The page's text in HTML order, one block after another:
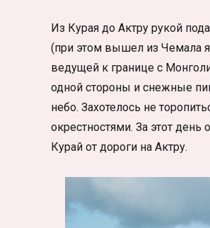
Из Курая до Актру рукой
(при этом вышел из Чемала я
ведущей к границе с
одной стороны и снежные
небо. Захотелось не
окрестностями. За этот день
Курай от дороги на Актру.